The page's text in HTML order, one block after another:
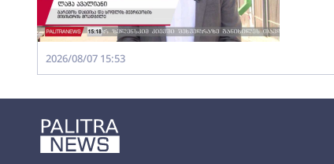
2026/08/07 15:53